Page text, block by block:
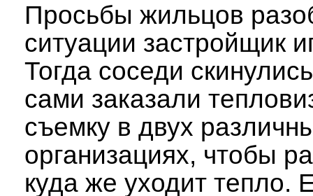
Просьбы жильцов
ситуации застройщик
Тогда соседи
сами заказали
съемку в двух
организациях, чтобы
куда же уходит тепло.